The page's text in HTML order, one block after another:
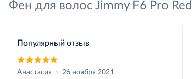
Фен для волос Jimmy F6 Pro Red
Популярный отзыв
Анастасия 26 ноября 2021